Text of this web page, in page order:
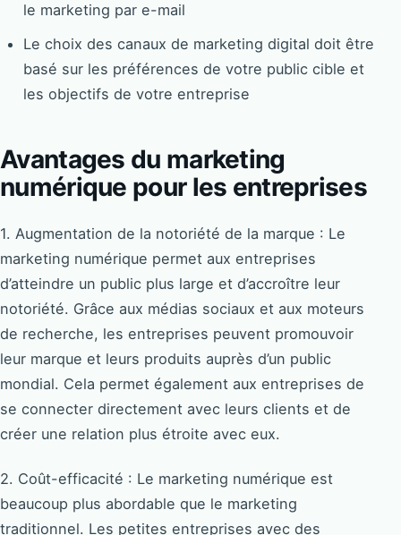
le marketing par e-mail
Le choix des canaux de marketing digital doit être
basé sur les préférences de votre public cible et
les objectifs de votre entreprise
Avantages du marketing
numérique pour les entreprises
1. Augmentation de la notoriété de la marque : Le
marketing numérique permet aux entreprises
d’atteindre un public plus large et d’accroître leur
notoriété. Grâce aux médias sociaux et aux moteurs
de recherche, les entreprises peuvent promouvoir
leur marque et leurs produits auprès d’un public
mondial. Cela permet également aux entreprises de
se connecter directement avec leurs clients et de
créer une relation plus étroite avec eux.
2. Coût-efficacité : Le marketing numérique est
beaucoup plus abordable que le marketing
traditionnel. Les petites entreprises avec des